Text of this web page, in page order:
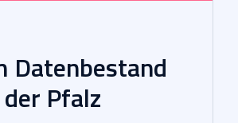
Datenbestand
Pfalz